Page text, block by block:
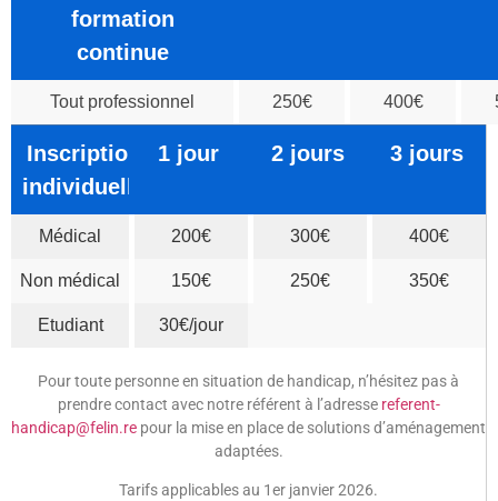
formation
continue
Tout professionnel 250€ 400€
Inscription
individuelle
1 jour 2 jours 3 jours
Médical 200€ 300€ 400€
Non médical 150€ 250€ 350€
Etudiant 30€/jour
Pour toute personne en situation de handicap, n’hésitez pas à
prendre contact avec notre référent à l’adresse referent-
handicap@felin.re pour la mise en place de solutions d’aménagement
adaptées.
Tarifs applicables au 1er janvier 2026.